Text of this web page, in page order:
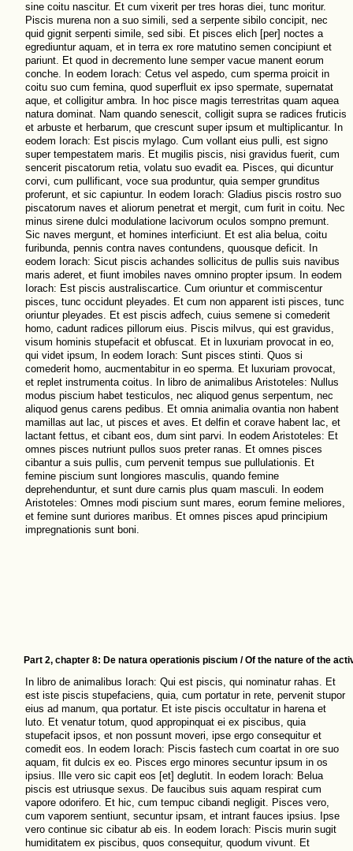
sine coitu nascitur. Et cum vixerit per tres horas diei, tunc moritur.
Piscis murena non a suo simili, sed a serpente sibilo concipit, nec
quid gignit serpenti simile, sed sibi. Et pisces elich [per] noctes a
egrediuntur aquam, et in terra ex rore matutino semen concipiunt et
pariunt. Et quod in decremento lune semper vacue manent eorum
conche. In eodem Iorach: Cetus vel aspedo, cum sperma proicit in
coitu suo cum femina, quod superfluit ex ipso spermate, supernatat
aque, et colligitur ambra. In hoc pisce magis terrestritas quam aquea
natura dominat. Nam quando senescit, colligit supra se radices fruticis
et arbuste et herbarum, que crescunt super ipsum et multiplicantur. In
eodem Iorach: Est piscis mylago. Cum vollant eius pulli, est signo
super tempestatem maris. Et mugilis piscis, nisi gravidus fuerit, cum
sencerit piscatorum retia, volatu suo evadit ea. Pisces, qui dicuntur
corvi, cum pullificant, voce sua produntur, quia semper grunditus
proferunt, et sic capiuntur. In eodem Iorach: Gladius piscis rostro suo
piscatorum naves et aliorum penetrat et mergit, cum furit in coitu. Nec
minus sirene dulci modulatione lacivorum oculos sompno premunt.
Sic naves mergunt, et homines interficiunt. Et est alia belua, coitu
furibunda, pennis contra naves contundens, quousque deficit. In
eodem Iorach: Sicut piscis achandes sollicitus de pullis suis navibus
maris aderet, et fiunt imobiles naves omnino propter ipsum. In eodem
Iorach: Est piscis australiscartice. Cum oriuntur et commiscentur
pisces, tunc occidunt pleyades. Et cum non apparent isti pisces, tunc
oriuntur pleyades. Et est piscis adfech, cuius semene si comederit
homo, cadunt radices pillorum eius. Piscis milvus, qui est gravidus,
visum hominis stupefacit et obfuscat. Et in luxuriam provocat in eo,
qui videt ipsum, In eodem Iorach: Sunt pisces stinti. Quos si
comederit homo, aucmentabitur in eo sperma. Et luxuriam provocat,
et replet instrumenta coitus. In libro de animalibus Aristoteles: Nullus
modus piscium habet testiculos, nec aliquod genus serpentum, nec
aliquod genus carens pedibus. Et omnia animalia ovantia non habent
mamillas aut lac, ut pisces et aves. Et delfin et corave habent lac, et
lactant fettus, et cibant eos, dum sint parvi. In eodem Aristoteles: Et
omnes pisces nutriunt pullos suos preter ranas. Et omnes pisces
cibantur a suis pullis, cum pervenit tempus sue pullulationis. Et
femine piscium sunt longiores masculis, quando femine
deprehenduntur, et sunt dure carnis plus quam masculi. In eodem
Aristoteles: Omnes modi piscium sunt mares, eorum femine meliores,
et femine sunt duriores maribus. Et omnes pisces apud principium
impregnationis sunt boni.
Part 2, chapter 8: De natura operationis piscium / Of the nature of the
In libro de animalibus Iorach: Qui est piscis, qui nominatur rahas. Et
est iste piscis stupefaciens, quia, cum portatur in rete, pervenit stupor
eius ad manum, qua portatur. Et iste piscis occultatur in harena et
luto. Et venatur totum, quod appropinquat ei ex piscibus, quia
stupefacit ipsos, et non possunt moveri, ipse ergo consequitur et
comedit eos. In eodem Iorach: Piscis fastech cum coartat in ore suo
aquam, fit dulcis ex eo. Pisces ergo minores secuntur ipsum in os
ipsius. Ille vero sic capit eos [et] deglutit. In eodem Iorach: Belua
piscis est utriusque sexus. De faucibus suis aquam respirat cum
vapore odorifero. Et hic, cum tempuc cibandi negligit. Pisces vero,
cum vaporem sentiunt, secuntur ipsam, et intrant fauces ipsius. Ipse
vero continue sic cibatur ab eis. In eodem Iorach: Piscis murin sugit
humiditatem ex piscibus, quos consequitur, quodum vivunt. Et